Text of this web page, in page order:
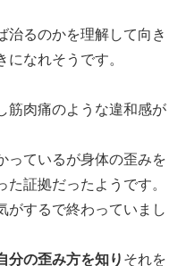
治るのかを理解して向き
なれそうです。
筋肉痛のような違和感が
っているが身体の歪みを
証拠だったようです。
するで終わっていまし
分の歪み方を知り それを